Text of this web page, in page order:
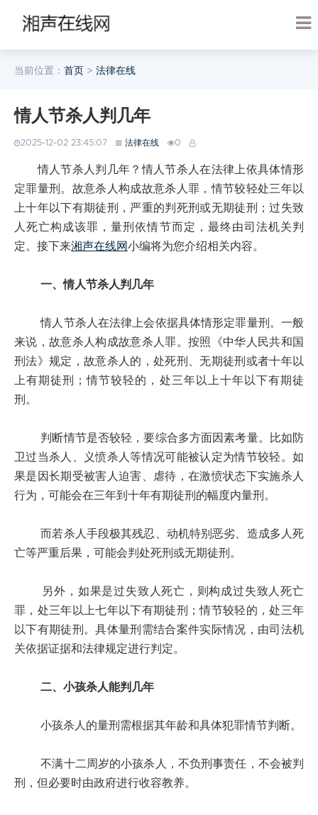
当前位置： 首页 > 法律在线
情人节杀人判几年
2025-12-02 23:45:07 法律在线 0
情人节杀人判几年？情人节杀人在法律上依具体情形
定罪量刑。故意杀人构成故意杀人罪，情节较轻处三年以
上十年以下有期徒刑，严重的判死刑或无期徒刑；过失致
人死亡构成该罪，量刑依情节而定，最终由司法机关判
定。接下来湘声在线网小编将为您介绍相关内容。
一、情人节杀人判几年
情人节杀人在法律上会依据具体情形定罪量刑。一般
来说，故意杀人构成故意杀人罪。按照《中华人民共和国
刑法》规定，故意杀人的，处死刑、无期徒刑或者十年以
上有期徒刑；情节较轻的，处三年以上十年以下有期徒
刑。
判断情节是否较轻，要综合多方面因素考量。比如防
卫过当杀人、义愤杀人等情况可能被认定为情节较轻。如
果是因长期受被害人迫害、虐待，在激愤状态下实施杀人
行为，可能会在三年到十年有期徒刑的幅度内量刑。
而若杀人手段极其残忍、动机特别恶劣、造成多人死
亡等严重后果，可能会判处死刑或无期徒刑。
另外，如果是过失致人死亡，则构成过失致人死亡
罪，处三年以上七年以下有期徒刑；情节较轻的，处三年
以下有期徒刑。具体量刑需结合案件实际情况，由司法机
关依据证据和法律规定进行判定。
二、小孩杀人能判几年
小孩杀人的量刑需根据其年龄和具体犯罪情节判断。
不满十二周岁的小孩杀人，不负刑事责任，不会被判
刑，但必要时由政府进行收容教养。